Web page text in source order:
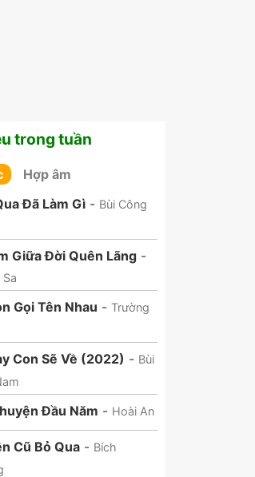
trong tuần
Hợp âm
Đã Làm Gì - Bùi Công
Giữa Đời Quên Lãng -
Gọi Tên Nhau - Trường
Con Sẽ Về (2022) - Bùi
Đầu Năm - Hoài An
Cũ Bỏ Qua - Bích